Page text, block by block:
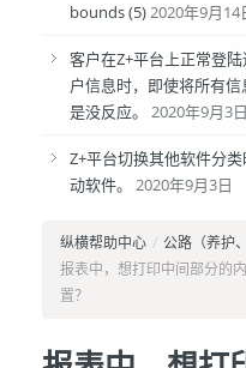
bounds (5)2020年9月14
客户在Z+平台上正常登
户信息时，即使将所有
是没反应。
2020年9月3日
Z+平台切换其他软件分
动软件。
2020年9月3日
纵横帮助中心 / 公路（养护
报表中，想打印中间部分的
置？